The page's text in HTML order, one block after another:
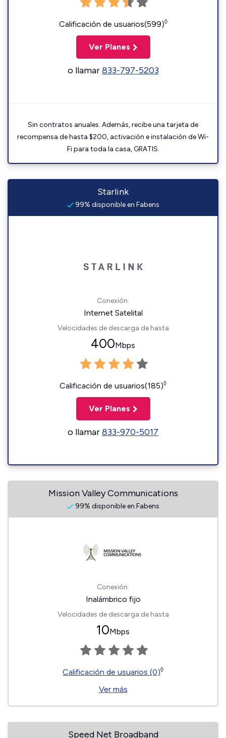
Calificación de usuarios(599)◊
Ver Planes
o llamar833-797-5203
Sin contratos anuales. Además, recibe una tarjeta de
recompensa de hasta $200, activación e instalación de Wi-
Fi para toda la casa, GRATIS.
Starlink
99% disponible en Fabens
Conexión:
Internet Satelital
Velocidades de descarga de hasta
400Mbps
Calificación de usuarios(185)◊
Ver Planes
o llamar833-970-5017
Mission Valley Communications
99% disponible en Fabens
Conexión:
Inalámbrico fijo
Velocidades de descarga de hasta
10Mbps
Calificación de usuarios (0)◊
Ver más
Speed Net Broadband